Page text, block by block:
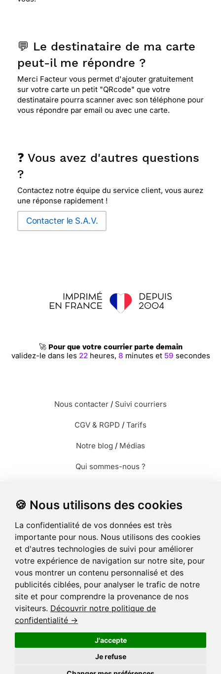
🍪 Nous utilisons des cookies
La confidentialité de vos données est très
importante pour nous. Nous utilisons des cookies
et d'autres technologies de suivi pour améliorer
votre expérience de navigation sur notre site, pour
vous montrer un contenu personnalisé et des
publicités ciblées, pour analyser le trafic de notre
site et pour comprendre la provenance de nos
visiteurs. Découvrir notre politique de
confidentialité →
J'accepte
Je refuse
Carte postale
1,00€
Carte simple
1,99€ 2,99€ 3,99€
Coins
💬 Le destinataire de ma carte
peut-il me répondre ?
Merci Facteur vous permet d'ajouter gratuitement
sur votre carte un petit "QRcode" que votre
destinataire pourra scanner avec son téléphone pour
vous répondre par email ou avec une carte.
❓ Vous avez d'autres questions
?
Contactez notre équipe du service client, vous aurez
une réponse rapidement !
Contacter le S.A.V.
🚀 Pour que votre courrier parte demain
validez-le dans les 22heures, 8 minutes et 59 secondes
Nous contacter / Suivi courriers
CGV & RGPD / Tarifs
Notre blog / Médias
Qui sommes-nous ?
Envoyer des photos
Envoyer des cartes
Envoyer un recommandé
🌳 Nous avons planté plus de 13.000 arbres !
© Merci Facteur